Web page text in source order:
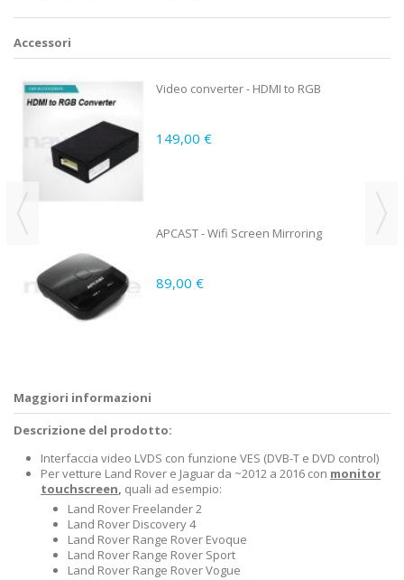
Accessori
Video converter - HDMI to RGB
149,00 €
APCAST - Wifi Screen Mirroring
89,00 €
Maggiori informazioni
Descrizione del prodotto:
Interfaccia video LVDS con funzione VES (DVB-T e DVD control)
Per vetture Land Rover e Jaguar da ~2012 a 2016 con monitor
touchscreen, quali ad esempio:
Land Rover Freelander 2
Land Rover Discovery 4
Land Rover Range Rover Evoque
Land Rover Range Rover Sport
Land Rover Range Rover Vogue